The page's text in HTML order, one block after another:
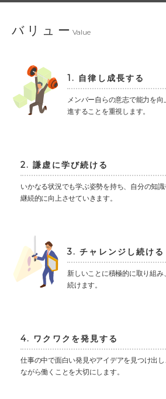
バリュー Value
1. 自律し成長する
メンバー自らの意志で能力を
進することを重視します。
2. 謙虚に学び続ける
いかなる状況でも学ぶ姿勢を持ち、自分の知
継続的に向上させていきます。
3. チャレンジし続ける
新しいことに積極的に取り組
続けます。
4. ワクワクを発見する
仕事の中で面白い発見やアイデアを見つけ出
ながら働くことを大切にします。